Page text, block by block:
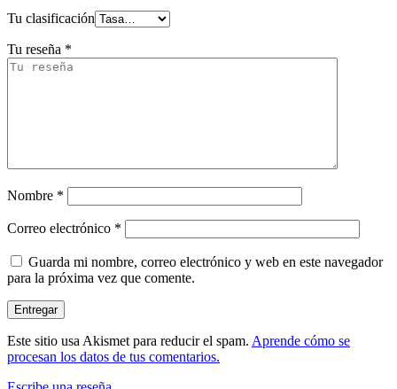
Tu clasificación
Tu reseña *
Nombre *
Correo electrónico *
Guarda mi nombre, correo electrónico y web en este navegador
para la próxima vez que comente.
Este sitio usa Akismet para reducir el spam. Aprende cómo se
procesan los datos de tus comentarios.